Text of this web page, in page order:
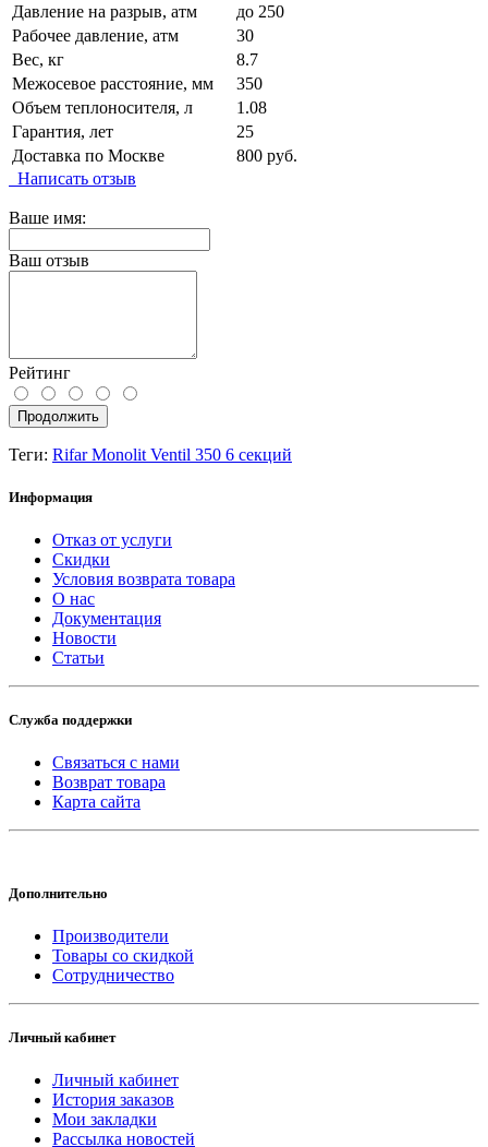
Давление на разрыв, атм
до 250
Рабочее давление, атм
30
Вес, кг
8.7
Межосевое расстояние, мм
350
Объем теплоносителя, л
1.08
Гарантия, лет
25
Доставка по Москве
800 руб.
Написать отзыв
Ваше имя:
Ваш отзыв
Рейтинг
Продолжить
Теги: Rifar Monolit Ventil 350 6 секций
Информация
Отказ от услуги
Скидки
Условия возврата товара
О нас
Документация
Новости
Статьи
Служба поддержки
Связаться с нами
Возврат товара
Карта сайта
Дополнительно
Производители
Товары со скидкой
Сотрудничество
Личный кабинет
Личный кабинет
История заказов
Мои закладки
Рассылка новостей